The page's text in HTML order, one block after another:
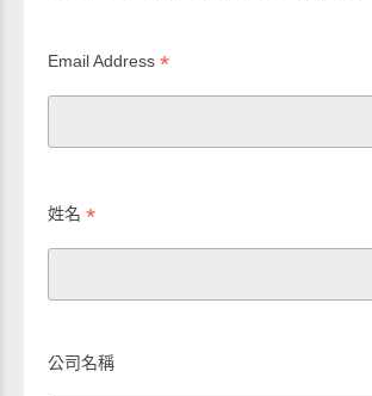
Email Address *
姓名 *
公司名稱